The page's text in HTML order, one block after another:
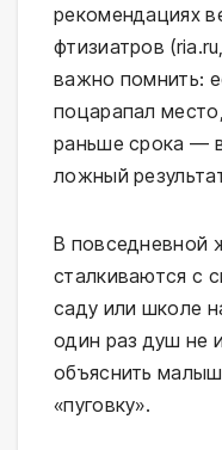
рекомендациях
фтизиатров
важно помнить:
поцарапал
раньше срока —
ложный
В повседневной
сталкиваются с
саду или школе
один раз душ не
объяснить
«пуговку».